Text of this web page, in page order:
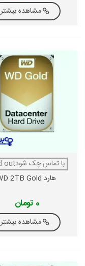
مشاهده بیشتر
با تماس چک شودSold out
هارد WD 2TB Gold
0 تومان
مشاهده بیشتر